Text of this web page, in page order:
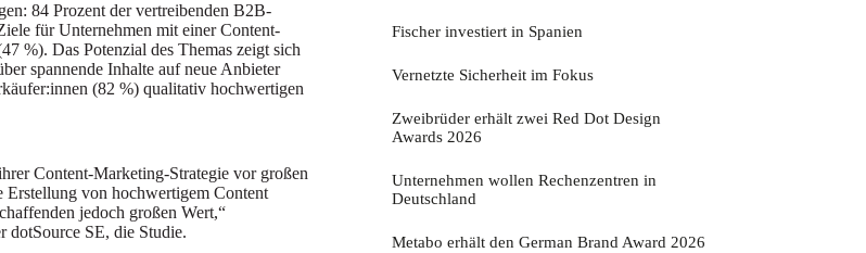
84 Prozent der vertreibenden B2B-
für Unternehmen mit einer Content-
%). Das Potenzial des Themas zeigt sich
spannende Inhalte auf neue Anbieter
(82 %) qualitativ hochwertigen
Content-Marketing-Strategie vor großen
Erstellung von hochwertigem Content
jedoch großen Wert,“
dotSource SE, die Studie.
Fischer investiert in Spanien
Vernetzte Sicherheit im Fokus
Zweibrüder erhält zwei Red Dot Design
Awards 2026
Unternehmen wollen Rechenzentren in
Deutschland
Metabo erhält den German Brand Award 2026